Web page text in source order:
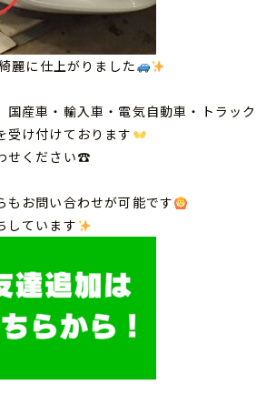
に仕上がりました
国産車・輸入車・電気自動車・トラック
受け付けております
せください☎
もお問い合わせが可能です
しています